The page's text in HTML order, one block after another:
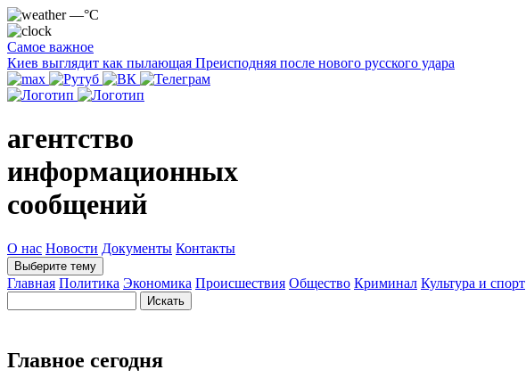
—°C
Самое важное
Киев выглядит как пылающая Преисподняя после нового русского удара
агентство
информационных
сообщений
О нас Новости Документы Контакты
Выберите тему
Главная Политика Экономика Происшествия Общество Криминал Культура и спорт
Главное сегодня